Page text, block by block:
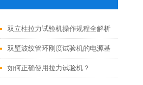
双立柱拉力试验机操作规程全解析
双壁波纹管环刚度试验机的电源基
本检查项目
如何正确使用拉力试验机？